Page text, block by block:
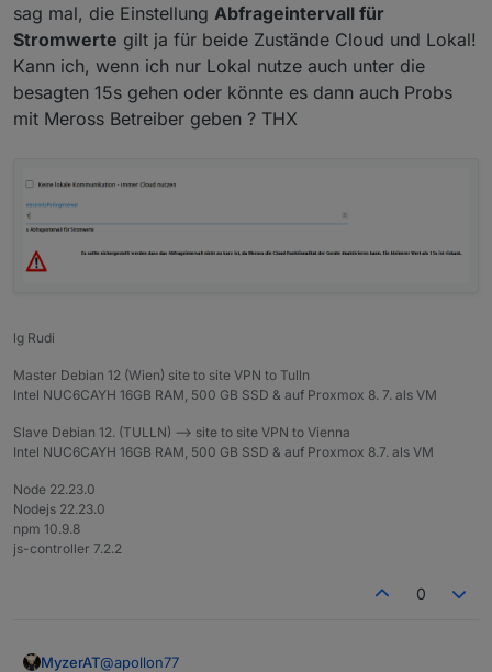
sag mal, die Einstellung Abfrageintervall für
Stromwerte gilt ja für beide Zustände Cloud und Lokal!
Kann ich, wenn ich nur Lokal nutze auch unter die
besagten 15s gehen oder könnte es dann auch Probs
mit Meross Betreiber geben ? THX
lg Rudi
Master Debian 12 (Wien) site to site VPN to Tulln
Intel NUC6CAYH 16GB RAM, 500 GB SSD & auf Proxmox 8. 7. als VM
Slave Debian 12. (TULLN) --> site to site VPN to Vienna
Intel NUC6CAYH 16GB RAM, 500 GB SSD & auf Proxmox 8.7. als VM
Node 22.23.0
Nodejs 22.23.0
npm 10.9.8
js-controller 7.2.2
0
MyzerAT@apollon77